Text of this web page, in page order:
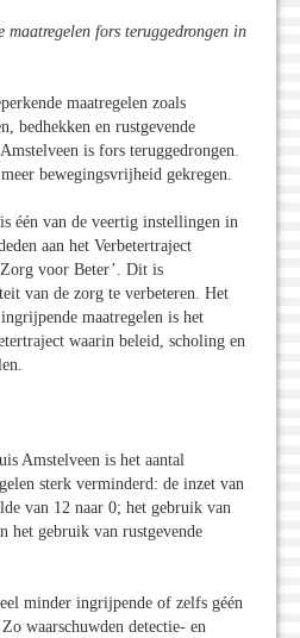
maatregelen fors teruggedrongen in
maatregelen zoals
bedhekken en rustgevende
is fors teruggedrongen.
bewegingsvrijheid gekregen.
is één van de veertig instellingen in
aan het Verbetertraject
Zorg voor Beter’. Dit is
van de zorg te verbeteren. Het
maatregelen is het
waarin beleid, scholing en
Amstelveen is het aantal
sterk verminderd: de inzet van
van 12 naar 0; het gebruik van
het gebruik van rustgevende
minder ingrijpende of zelfs géén
waarschuwden detectie- en